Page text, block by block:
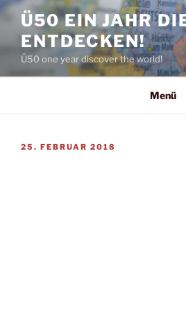
Zum
Inhalt
springen
Ü50 EIN JAHR
ENTDECKEN!
Ü50 one year discover the world!
Menü
VERÖFFENTLICHT
25. FEBRUAR 2018